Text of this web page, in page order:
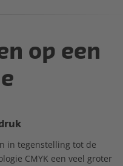
op een
in tegenstelling tot de
CMYK een veel groter